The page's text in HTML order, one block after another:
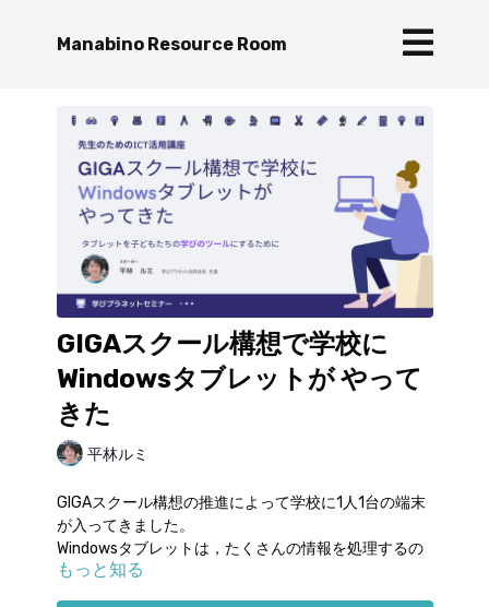
Manabino Resource Room
GIGAスクール構想で学校に
Windowsタブレットが やって
きた
平林ルミ
GIGAスクール構想の推進によって学校に1人1台の端末
が入ってきました。
Windowsタブレットは，たくさんの情報を処理するの
に優れた端末です。
もっと知る